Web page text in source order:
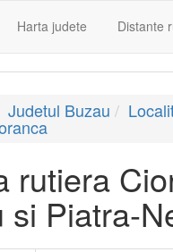
Harta judete Distante
Judetul Buzau
rutiera
si Piatra-